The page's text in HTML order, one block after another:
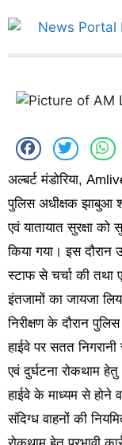
अल्बर्ट मंडोरिया,
पुलिस अधीक्षक झाबुआ
एवं यातायात सुरक्षा
किया गया। इस दौरान
स्टाफ से चर्चा की तथा
इंतजामों का जायजा
निरीक्षण के दौरान
हाईवे पर सतत
एवं दुर्घटना रोकथाम
हाईवे के माध्यम से होने
संदिग्ध वाहनों की